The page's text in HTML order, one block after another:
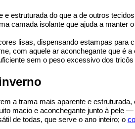
estruturada do que a de outros
camada isolante que ajuda a manter
lisas, dispensando estampas para
com aquele ar aconchegante que é a
sem o peso excessivo dos
a trama mais aparente e estruturada,
de todas, que serve o ano inteiro; o